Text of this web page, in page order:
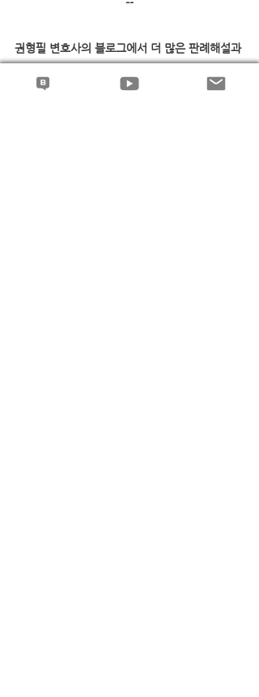
권형필 변호사의 블로그에서 더 많은 판례해설과